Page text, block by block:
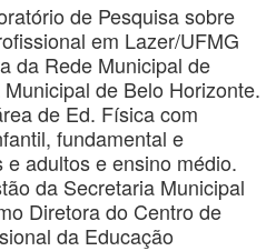
de Pesquisa sobre
em Lazer/UFMG
da Rede Municipal de
de Belo Horizonte.
de Ed. Física com
fundamental e
adultos e ensino médio.
da Secretaria Municipal
Diretora do Centro de
da Educação